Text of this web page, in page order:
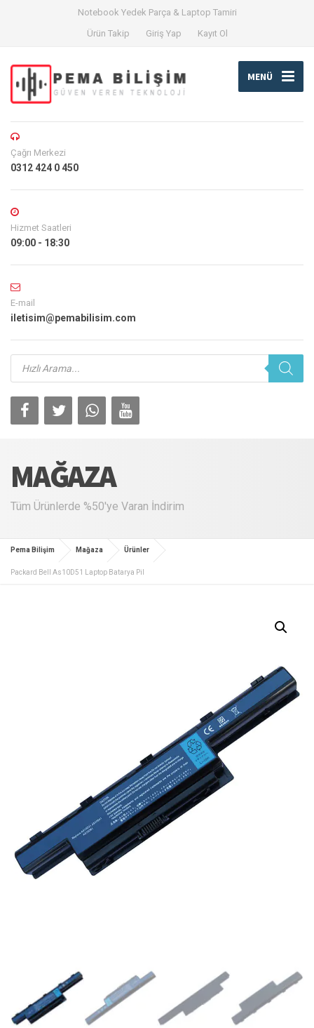
Notebook Yedek Parça & Laptop Tamiri
Ürün Takip
Giriş Yap Kayıt Ol
MENÜ
Çağrı Merkezi
0312 424 0 450
Hizmet Saatleri
09:00 - 18:30
E-mail
iletisim@pemabilisim.com
Products
search
MAĞAZA
Tüm Ürünlerde %50'ye Varan İndirim
Pema Bilişim Mağaza Ürünler
Packard Bell As10D51 Laptop Batarya Pil